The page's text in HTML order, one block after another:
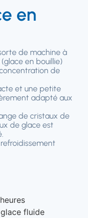
en
de machine à
en bouillie)
de
et une petite
adapté aux
de cristaux de
de glace est
fluide